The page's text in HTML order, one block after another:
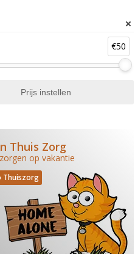
€50
Thuis Zorg
op vakantie
Thuiszorg